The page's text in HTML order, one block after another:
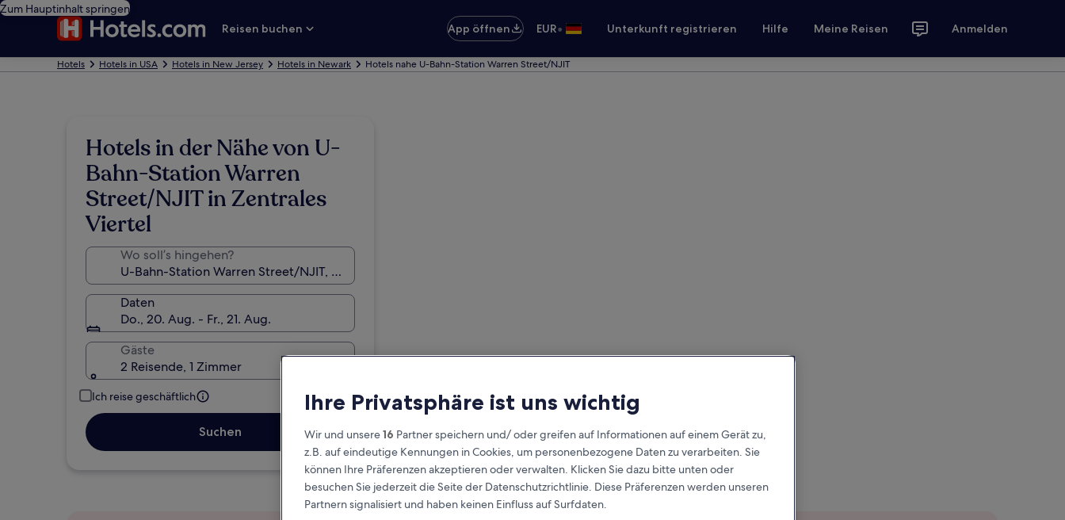
Zum Hauptinhalt springen
Reisen buchen
App öffnen EUR• Unterkunft registrieren Hilfe Meine Reisen Anmelden
Hotels Hotels in USA Hotels in New Jersey Hotels in Newark Hotels nahe U-Bahn-Station Warren Street/NJIT
Hotels in der Nähe von U-
Bahn-Station Warren
Street/NJIT in Zentrales
Viertel
Wo soll’s hingehen?
Daten
Do., 20. Aug. - Fr., 21. Aug.
Gäste
2 Reisende, 1 Zimmer
Ich reise geschäftlich
Suchen
Ihre Privatsphäre ist uns wichtig
Wir und unsere16 Partner speichern und/ oder greifen auf Informationen auf einem Gerät zu,
z.B. auf eindeutige Kennungen in Cookies, um personenbezogene Daten zu verarbeiten. Sie
können Ihre Präferenzen akzeptieren oder verwalten. Klicken Sie dazu bitte unten oder
besuchen Sie jederzeit die Seite der Datenschutzrichtlinie. Diese Präferenzen werden unseren
Partnern signalisiert und haben keinen Einfluss auf Surfdaten.